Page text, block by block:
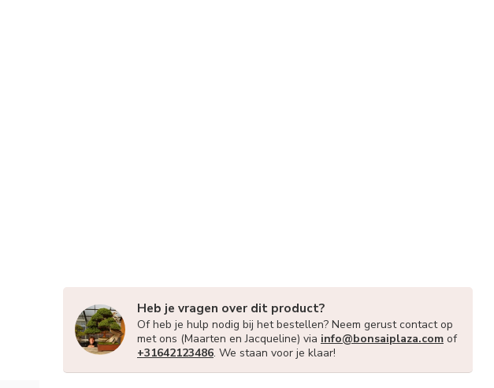
Heb je vragen over dit product?
Of heb je hulp nodig bij het bestellen? Neem gerust contact op
met ons (Maarten en Jacqueline) via info@bonsaiplaza.com of
+31642123486. We staan voor je klaar!